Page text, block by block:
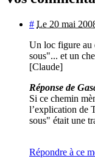
# Le 20 mai
Un loc figure au
sous"... et un
[Claude]
Réponse de
Si ce chemin
l’explication de
sous" était une
Répondre à ce